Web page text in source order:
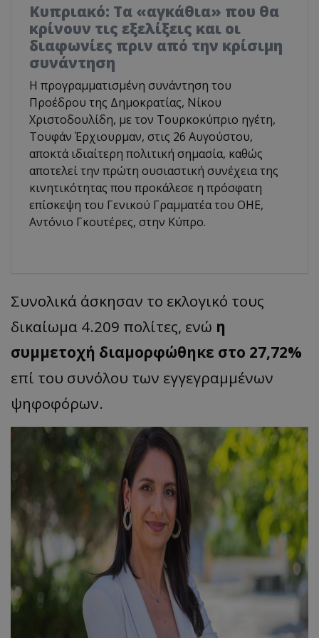
Κυπριακό: Τα «αγκάθια» που θα
κρίνουν τις εξελίξεις και οι
διαφωνίες πριν από την κρίσιμη
συνάντηση
Η προγραμματισμένη συνάντηση του
Προέδρου της Δημοκρατίας, Νίκου
Χριστοδουλίδη, με τον Τουρκοκύπριο ηγέτη,
Τουφάν Έρχιουρμαν, στις 26 Αυγούστου,
αποκτά ιδιαίτερη πολιτική σημασία, καθώς
αποτελεί την πρώτη ουσιαστική συνέχεια της
κινητικότητας που προκάλεσε η πρόσφατη
επίσκεψη του Γενικού Γραμματέα του ΟΗΕ,
Αντόνιο Γκουτέρες, στην Κύπρο.
Συνολικά άσκησαν το εκλογικό τους
δικαίωμα 4.209 πολίτες, ενώ η
συμμετοχή διαμορφώθηκε στο 27,72%
επί του συνόλου των εγγεγραμμένων
ψηφοφόρων.